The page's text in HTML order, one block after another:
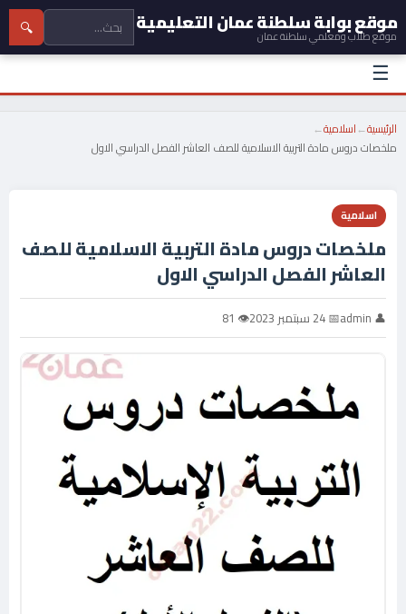
موقع بوابة سلطنة عمان التعليمية
موقع طلاب ومعلمي سلطنة عمان 🔍
☰
الرئيسية←اسلامية←
ملخصات دروس مادة التربية الاسلامية للصف العاشر الفصل الدراسي الاول
اسلامية
ملخصات دروس مادة التربية الاسلامية للصف
العاشر الفصل الدراسي الاول
👤 admin 📅 24 سبتمبر 2023 👁 81